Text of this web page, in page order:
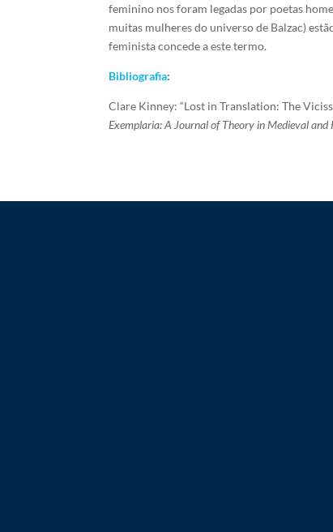
feminino nos foram legadas por poetas
muitas mulheres do universo de Balzac)
feminista concede a este termo.
Bibliografia:
Clare Kinney: “Lost in Translation: The
Exemplaria: A Journal of Theory in Medieval and